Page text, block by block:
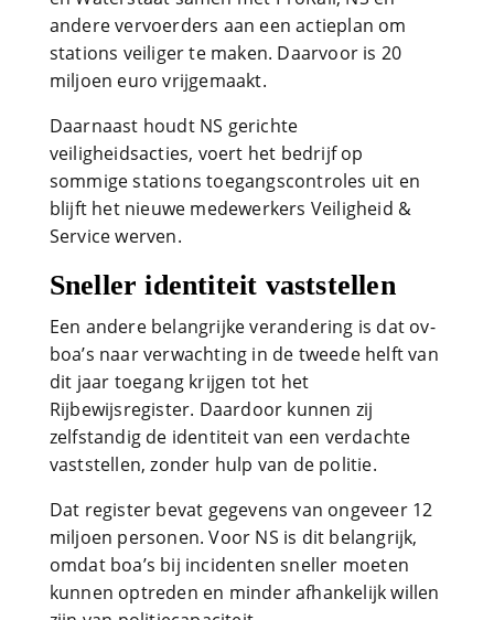
andere vervoerders aan een actieplan om
stations veiliger te maken. Daarvoor is 20
miljoen euro vrijgemaakt.
Daarnaast houdt NS gerichte
veiligheidsacties, voert het bedrijf op
sommige stations toegangscontroles uit en
blijft het nieuwe medewerkers Veiligheid &
Service werven.
Sneller identiteit vaststellen
Een andere belangrijke verandering is dat ov-
boa’s naar verwachting in de tweede helft van
dit jaar toegang krijgen tot het
Rijbewijsregister. Daardoor kunnen zij
zelfstandig de identiteit van een verdachte
vaststellen, zonder hulp van de politie.
Dat register bevat gegevens van ongeveer 12
miljoen personen. Voor NS is dit belangrijk,
omdat boa’s bij incidenten sneller moeten
kunnen optreden en minder afhankelijk willen